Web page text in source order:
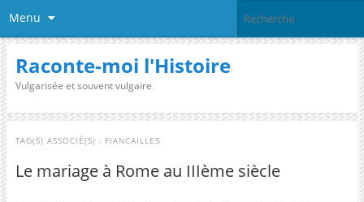
Menu
Raconte-moi l'Histoire
Vulgarisée et souvent vulgaire
TAG(S) ASSOCIÉ(S) : FIANCAILLES
Le mariage à Rome au IIIème siècle